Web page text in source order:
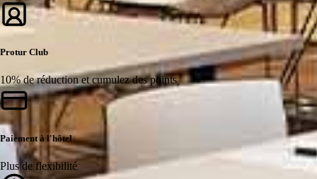
Protur Club
10% de réduction et cumulez des points
Paiement à l'hôtel
Plus de flexibilité